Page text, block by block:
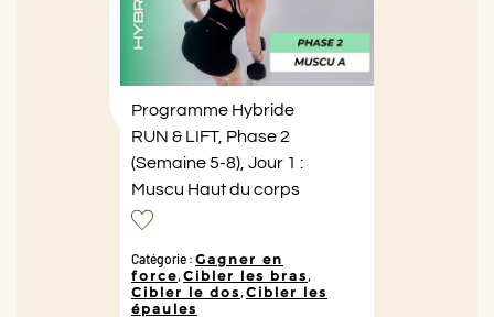
Programme Hybride
RUN & LIFT, Phase 2
(Semaine 5-8), Jour 1 :
Muscu Haut du corps
Catégorie : Gagner en
force Cibler les bras
Cibler le dos Cibler les
épaules